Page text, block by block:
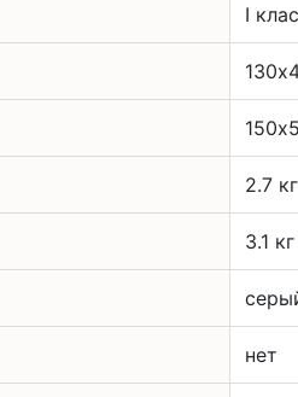
I
2.7 кг
3.1 кг
нет